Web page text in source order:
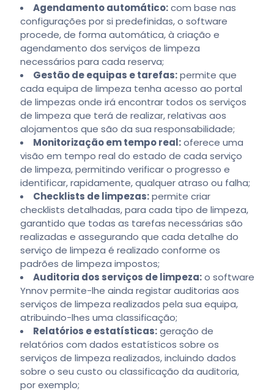
Agendamento automático:com base nas
configurações por si predefinidas, o software
procede, de forma automática, à criação e
agendamento dos serviços de limpeza
necessários para cada reserva;
Gestão de equipas e tarefas:permite que
cada equipa de limpeza tenha acesso ao portal
de limpezas onde irá encontrar todos os serviços
de limpeza que terá de realizar, relativas aos
alojamentos que são da sua responsabilidade;
Monitorização em tempo real:oferece uma
visão em tempo real do estado de cada serviço
de limpeza, permitindo verificar o progresso e
identificar, rapidamente, qualquer atraso ou falha;
Checklists de limpezas:permite criar
checklists detalhadas, para cada tipo de limpeza,
garantido que todas as tarefas necessárias são
realizadas e assegurando que cada detalhe do
serviço de limpeza é realizado conforme os
padrões de limpeza impostos;
Auditoria dos serviços de limpeza:o software
Ynnov permite-lhe ainda registar auditorias aos
serviços de limpeza realizados pela sua equipa,
atribuindo-lhes uma classificação;
Relatórios e estatísticas:geração de
relatórios com dados estatísticos sobre os
serviços de limpeza realizados, incluindo dados
sobre o seu custo ou classificação da auditoria,
por exemplo;